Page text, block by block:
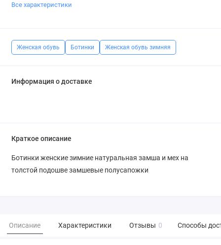
Все характеристики
Женская обувь Ботинки Женская обувь зимняя
Информация о доставке
Краткое описание
Ботинки женские зимние натуральная замша и мех на
толстой подошве замшевые полусапожки
Описание Характеристики Отзывы 0 Способы